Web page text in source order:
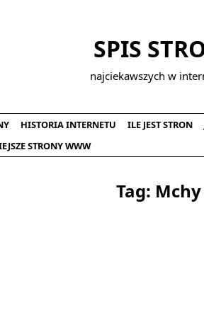
SPIS
najciekawszych w
HISTORIA INTERNETU ILE JEST STRON
STRONY WWW
Tag: Mchy